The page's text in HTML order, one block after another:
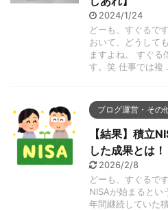
2024/1/24
どーも、すぐるで
おいて、どうして
ますよね。 すぐる
す。笑 仕事では複
ブログ運営・その
【結果】積立
した成果とは
2026/2/8
どーも、すぐるで
NISAが始まるとい
年間継続していた